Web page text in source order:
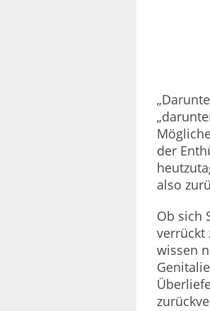
der
also
Ob sich
verrückt
wissen